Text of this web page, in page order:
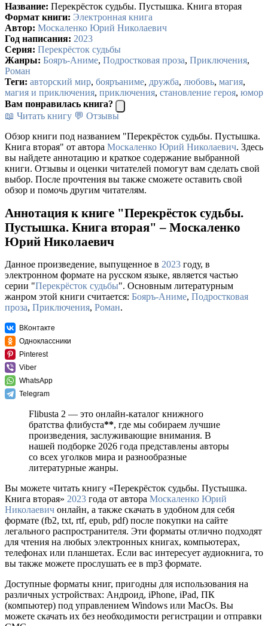
Название: Перекрёсток судьбы. Пустышка. Книга вторая
Формат книги: Электронная книга
Автор: Москаленко Юрий Николаевич
Год написания: 2023
Серия: Перекрёсток судьбы
Жанры: Бояръ-Аниме, Подростковая проза, Приключения,
Роман
Теги: авторский мир, бояръаниме, дружба, любовь, магия,
магия и приключения, приключения, становление героя, юмор
Вам понравилась книга?
📖 Читать книгу 💬 Отзывы
Обзор книги под названием "Перекрёсток судьбы. Пустышка.
Книга вторая" от автора Москаленко Юрий Николаевич. Здесь
вы найдете аннотацию и краткое содержание выбранной
книги. Отзывы и оценки читателей помогут вам сделать свой
выбор. После прочтения вы также сможете оставить свой
обзор и помочь другим читателям.
Аннотация к книге "Перекрёсток судьбы.
Пустышка. Книга вторая" – Москаленко
Юрий Николаевич
Данное произведение, выпущенное в 2023 году, в
электронном формате на русском языке, является частью
серии "Перекрёсток судьбы". Основным литературным
жанром этой книги считается: Бояръ-Аниме, Подростковая
проза, Приключения, Роман.
ВКонтакте
Одноклассники
Pinterest
Viber
WhatsApp
Telegram
Flibusta 2 — это онлайн-каталог книжного
братства флибуста**, где мы собираем лучшие
произведения, заслуживающие внимания. В
нашей подборке 2026 года представлены авторы
со всех уголков мира и разнообразные
литературные жанры.
Вы можете читать книгу «Перекрёсток судьбы. Пустышка.
Книга вторая» 2023 года от автора Москаленко Юрий
Николаевич онлайн, а также скачать в удобном для себя
формате (fb2, txt, rtf, epub, pdf) после покупки на сайте
легального распространителя. Эти форматы отлично подходят
для чтения на любых электронных книгах, компьютерах,
телефонах или планшетах. Если вас интересует аудиокнига, то
вы также можете прослушать ее в mp3 формате.
Доступные форматы книг, пригодны для использования на
различных устройствах: Андроид, iPhone, iPad, ПК
(компьютер) под управлением Windows или MacOs. Вы
можете скачать их без необходимости регистрации и отправки